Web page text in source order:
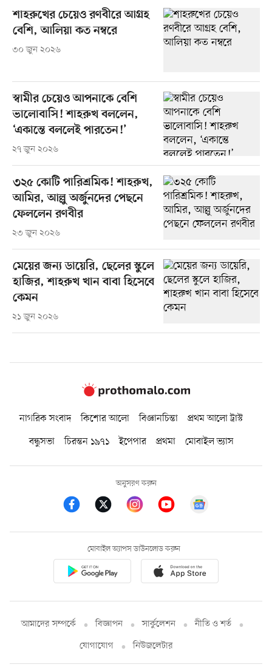
শাহরুখের চেয়েও রণবীরে আগ্রহ
বেশি, আলিয়া কত নম্বরে
৩০ জুন ২০২৬
স্বামীর চেয়েও আপনাকে বেশি
ভালোবাসি! শাহরুখ বললেন,
‘একান্তে বললেই পারতেন!’
২৭ জুন ২০২৬
৩২৫ কোটি পারিশ্রমিক! শাহরুখ,
আমির, আল্লু অর্জুনদের পেছনে
ফেললেন রণবীর
২৩ জুন ২০২৬
মেয়ের জন্য ডায়েরি, ছেলের স্কুলে
হাজির, শাহরুখ খান বাবা হিসেবে
কেমন
২১ জুন ২০২৬
নাগরিক সংবাদ কিশোর আলো বিজ্ঞানচিন্তা
প্রথম আলো ট্রাস্ট
বন্ধুসভা
চিরন্তন ১৯৭১ ইপেপার প্রথমা মোবাইল ভ্যাস
অনুসরণ করুন
মোবাইল অ্যাপস ডাউনলোড করুন
আমাদের সম্পর্কে বিজ্ঞাপন সার্কুলেশন
নীতি ও শর্ত
যোগাযোগ
নিউজলেটার